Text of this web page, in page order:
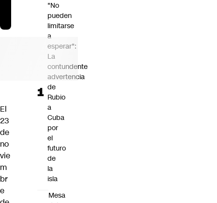
El
23
de
no
vie
m
br
e
"No
pueden
limitarse
a
esperar":
La
contundente
advertencia
de
Rubio
a
Cuba
por
el
futuro
de
la
isla
Mesa